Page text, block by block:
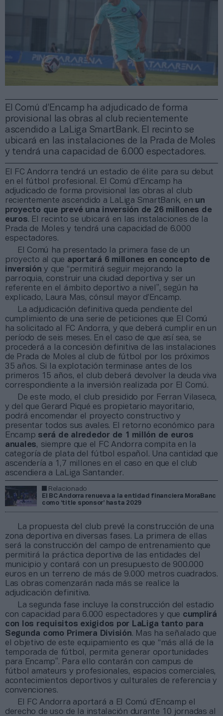
El Comú d’Encamp ha adjudicado de forma
provisional las obras al club recientemente
ascendido a LaLiga SmartBank. El recinto se
ubicará en las instalaciones de la Prada de Moles
y tendrá una capacidad de 6.000 espectadores.
El FC Andorra tendrá un estadio de élite para su debut
en el fútbol profesional. El Comú d’Encamp ha
adjudicado de forma provisional las obras al club
recientemente ascendido a LaLiga SmartBank, en un
proyecto que prevé una inversión de 26 millones de
euros. El recinto se ubicará en las instalaciones de la
Prada de Moles y tendrá una capacidad de 6.000
espectadores.
El Comú ha presentado la primera fase de un
proyecto al que aportará 6 millones en concepto de
inversión y que “permitirá seguir mejorando la
parroquia, construir una ciudad deportiva y ser un
referente en el ámbito deportivo a nivel”, según ha
explicado, Laura Mas, cónsul mayor d’Encamp.
La adjudicación definitiva queda pendiente del
cumplimiento de una serie de peticiones que El Comú
ha solicitado al FC Andorra, y que deberá cumplir en un
período de seis meses. En el caso de que así sea, se
procederá a la concesión definitiva de las instalaciones
de Prada de Moles al club de fútbol por los próximos
35 años. Si la explotación terminase antes de los
primeros 15 años, el club deberá devolver la deuda viva
correspondiente a la inversión realizada por El Comú.
De este modo, el club presidido por Ferran Vilaseca,
y del que Gerard Piqué es propietario mayoritario,
podrá encomendar el proyecto constructivo y
presentar todos sus avales. El retorno económico para
Encamp será de alrededor de 1 millón de euros
anuales, siempre que el FC Andorra compita en la
categoría de plata del fútbol español. Una cantidad que
ascendería a 1,7 millones en el caso en que el club
ascendiera a LaLiga Santander.
Relacionado
El BC Andorra renueva a la entidad financiera MoraBanc
como ‘title sponsor’ hasta 2029
La propuesta del club prevé la construcción de una
zona deportiva en diversas fases. La primera de ellas
será la construcción del campo de entrenamiento que
permitirá la práctica deportiva de las entidades del
municipio y contará con un presupuesto de 900.000
euros en un terreno de más de 9.000 metros cuadrados.
Las obras comenzarán nada más se realice la
adjudicación definitiva.
La segunda fase incluye la construcción del estadio
con capacidad para 6.000 espectadores y que cumplirá
con los requisitos exigidos por LaLiga tanto para
Segunda como Primera División. Mas ha señalado que
el objetivo de este equipamiento es que “más allá de la
temporada de fútbol, permita generar oportunidades
para Encamp”. Para ello contarán con campus de
fútbol amateurs y profesionales, espacios comerciales,
acontecimientos deportivos y culturales de referencia y
convenciones.
El FC Andorra aportará a El Comú d’Encamp el
derecho de uso de la instalación durante 10 jornadas al